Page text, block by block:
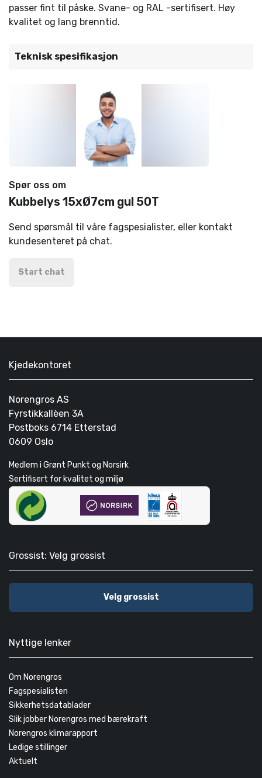
passer fint til påske. Svane- og RAL -sertifisert. Høy
kvalitet og lang brenntid.
Teknisk spesifikasjon
Spør oss om
Kubbelys 15xØ7cm gul 50T
Send spørsmål til våre fagspesialister, eller kontakt
kundesenteret på chat.
Start chat
Kjedekontoret
Norengros AS
Fyrstikkallèen 3A
Postboks 6714 Etterstad
0609 Oslo
Medlem i Grønt Punkt og Norsirk
Sertifisert for kvalitet og miljø
Grossist: Velg grossist
Velg grossist
Nyttige lenker
Om Norengros
Fagspesialisten
Sikkerhetsdatablader
Slik jobber Norengros med bærekraft
Norengros klimarapport
Ledige stillinger
Aktuelt